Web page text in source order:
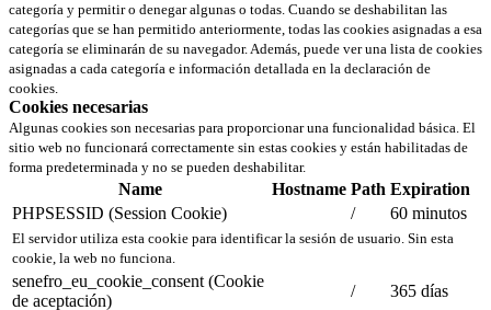
categoría y permitir o denegar algunas o todas. Cuando se deshabilitan las
categorías que se han permitido anteriormente, todas las cookies asignadas a esa
categoría se eliminarán de su navegador. Además, puede ver una lista de cookies
asignadas a cada categoría e información detallada en la declaración de
cookies.
Cookies necesarias
Algunas cookies son necesarias para proporcionar una funcionalidad básica. El
sitio web no funcionará correctamente sin estas cookies y están habilitadas de
forma predeterminada y no se pueden deshabilitar.
Name Hostname Path Expiration
PHPSESSID (Session Cookie)
/ 60 minutos
El servidor utiliza esta cookie para identificar la sesión de usuario. Sin esta
cookie, la web no funciona.
senefro_eu_cookie_consent (Cookie
de aceptación)
/ 365 días